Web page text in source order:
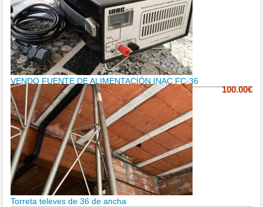
VENDO FUENTE DE ALIMENTACIÓN INAC FC-36
100.00€
Torreta televes de 36 de ancha